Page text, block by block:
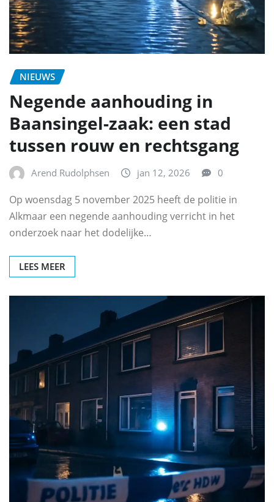
NIEUWS
Negende aanhouding in
Baansingel-zaak: een stad
tussen rouw en rechtsgang
Arend Rudolphsen jan 12, 2026 0
Op woensdag 5 november 2025 heeft de politie in
Alkmaar een negende aanhouding verricht in het
onderzoek naar het dodelijke…
LEES MEER